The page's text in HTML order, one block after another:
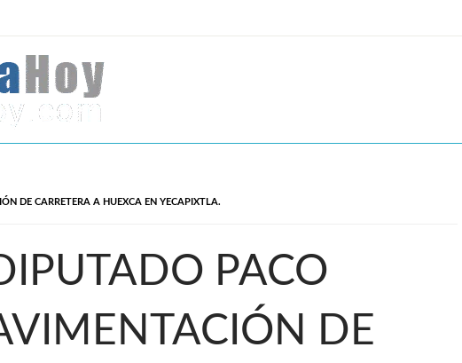
DE CARRETERA A HUEXCA EN YECAPIXTLA.
PACO
DE